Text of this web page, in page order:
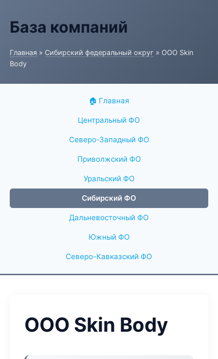
База компаний
Главная » Сибирский федеральный округ » ООО Skin
Body
🏠 Главная
Центральный ФО
Северо-Западный ФО
Приволжский ФО
Уральский ФО
Сибирский ФО
Дальневосточный ФО
Южный ФО
Северо-Кавказский ФО
ООО Skin Body